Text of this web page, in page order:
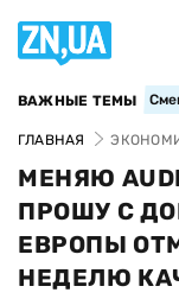
ВАЖНЫЕ ТЕМЫ
ГЛАВНАЯ
МЕНЯЮ
ПРОШУ С
ЕВРОПЫ
НЕДЕЛЮ